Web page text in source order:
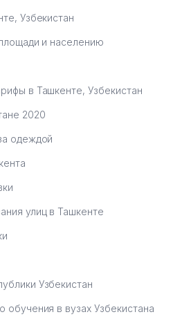
Узбекистан
и населению
в Ташкенте, Узбекистан
2020
одеждой
улиц в Ташкенте
Узбекистан
обучения в вузах Узбекистана